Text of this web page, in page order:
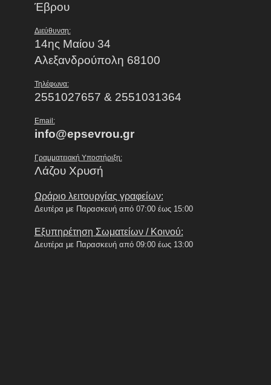
Έβρου
Διεύθυνση:
14ης Μαίου 34
Αλεξανδρούπολη 68100
Τηλέφωνα:
2551027657 & 2551031364
Email:
info@epsevrou.gr
Γραμματειακή Υποστήριξη:
Λάζου Χρυσή
Ωράριο λειτουργίας γραφείων:
Δευτέρα με Παρασκευή από 07:00 έως 15:00
Εξυπηρέτηση Σωματείων / Κοινού:
Δευτέρα με Παρασκευή από 09:00 έως 13:00